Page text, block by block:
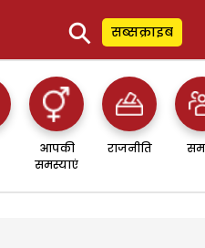
⚲ सब्सक्राइब
आपकी
समस्याएं
राजनीति